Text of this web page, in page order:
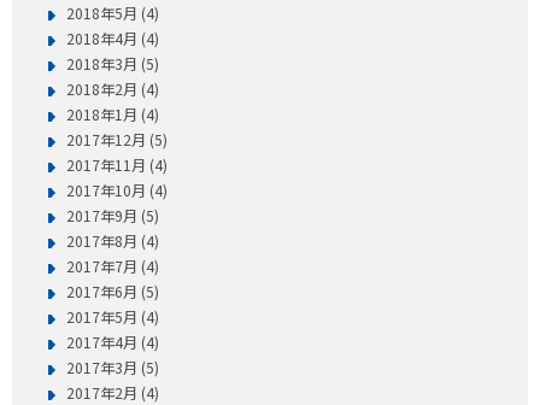
2018年5月 (4)
2018年4月 (4)
2018年3月 (5)
2018年2月 (4)
2018年1月 (4)
2017年12月 (5)
2017年11月 (4)
2017年10月 (4)
2017年9月 (5)
2017年8月 (4)
2017年7月 (4)
2017年6月 (5)
2017年5月 (4)
2017年4月 (4)
2017年3月 (5)
2017年2月 (4)